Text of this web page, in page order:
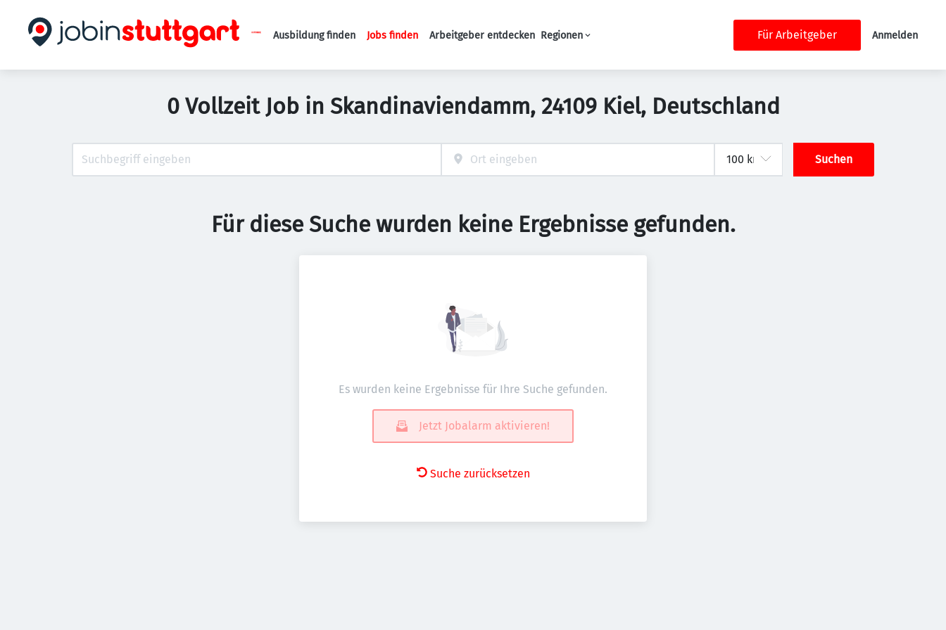
Haupt-Navigation
Ausbildung finden Jobs finden Arbeitgeber entdecken Regionen Für Arbeitgeber Anmelden
0 Vollzeit Job in Skandinaviendamm, 24109 Kiel, Deutschland
Suchen
Für diese Suche wurden keine Ergebnisse gefunden.
Es wurden keine Ergebnisse für Ihre Suche gefunden.
Jetzt Jobalarm aktivieren!
Suche zurücksetzen